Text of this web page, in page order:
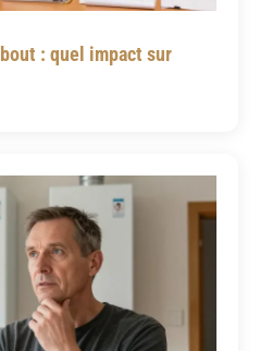
: quel impact sur